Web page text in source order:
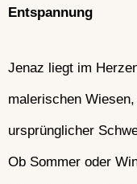
Entspannung
Jenaz liegt im
malerischen
ursprünglicher
Ob Sommer oder